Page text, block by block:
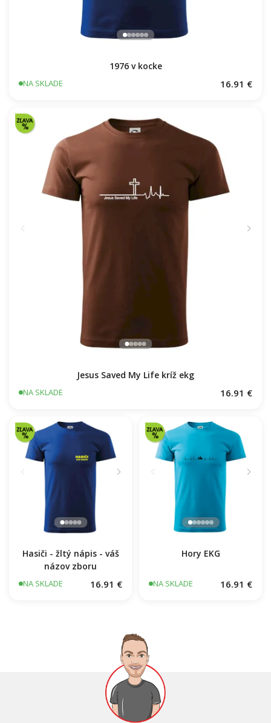
1976 v kocke
NA SKLADE 16.91 €
Jesus Saved My Life kríž ekg
NA SKLADE 16.91 €
Hasiči - žltý nápis - váš
názov zboru
NA SKLADE 16.91 €
Hory EKG
NA SKLADE 16.91 €